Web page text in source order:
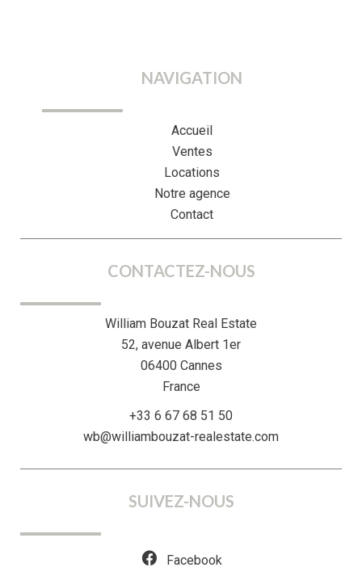
NAVIGATION
Accueil
Ventes
Locations
Notre agence
Contact
CONTACTEZ-NOUS
William Bouzat Real Estate
52, avenue Albert 1er
06400Cannes
France
+33 6 67 68 51 50
wb@williambouzat-realestate.com
SUIVEZ-NOUS
Facebook